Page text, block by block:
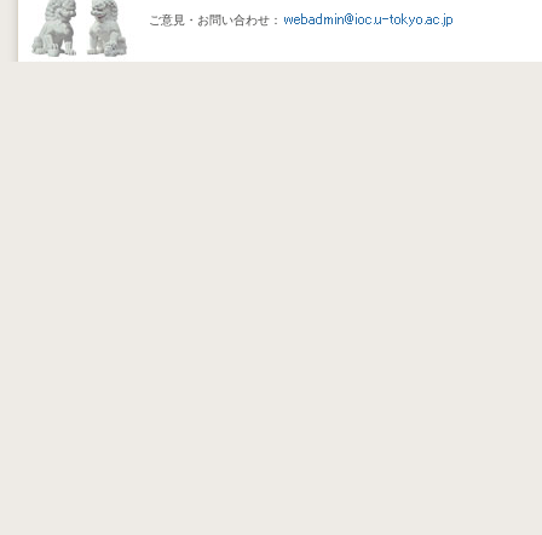
ご意見・お問い合わせ：